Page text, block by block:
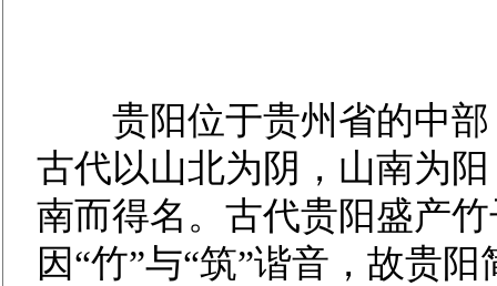
贵阳位于贵州省的中部
古代以山北为阴，山南为
南而得名。古代贵阳盛产
因“竹”与“筑”谐音，故贵